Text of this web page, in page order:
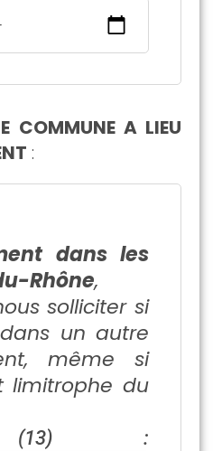
COMMUNE A LIEU
:
dans les
Rhône,
solliciter si
un autre
même si
limitrophe du
(13) :